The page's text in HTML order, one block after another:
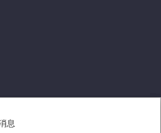
息
息
| 新媒体运营